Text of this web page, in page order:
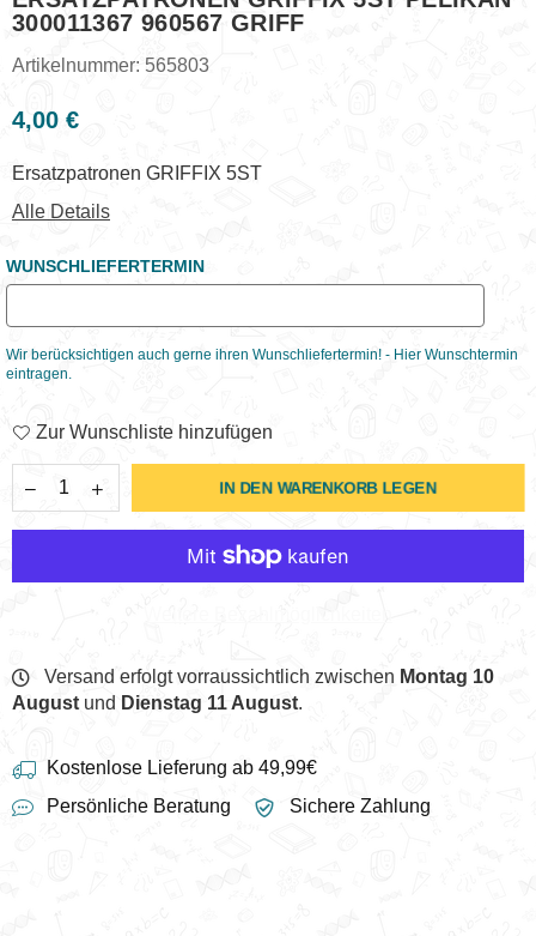
300011367 960567 GRIFF
Artikelnummer: 565803
Normaler
4,00 €
Ersatzpatronen GRIFFIX 5ST
Alle Details
WUNSCHLIEFERTERMIN
Wir berücksichtigen auch gerne ihren Wunschliefertermin! - Hier Wunschtermin
eintragen.
Zur Wunschliste hinzufügen
IN DEN WARENKORB LEGEN
Versand erfolgt vorraussichtlich zwischen Montag 10
August und Dienstag 11 August.
Kostenlose Lieferung ab 49,99€
Persönliche Beratung
Sichere Zahlung